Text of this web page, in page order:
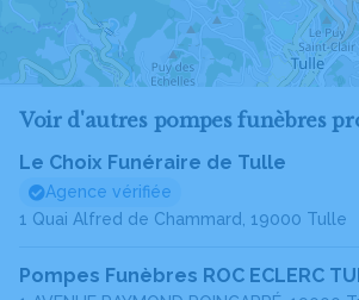
Voir d'autres pompes funèbres
Le Choix Funéraire de Tulle
Agence vérifiée
1 Quai Alfred de Chammard, 19000 Tulle
Pompes Funèbres ROC ECLERC